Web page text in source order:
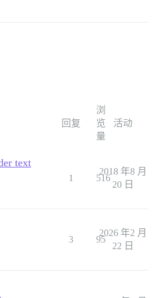
回复
浏
览
量
活动
text
1 516
2018 年8 月
20 日
3 95
2026 年2 月
22 日